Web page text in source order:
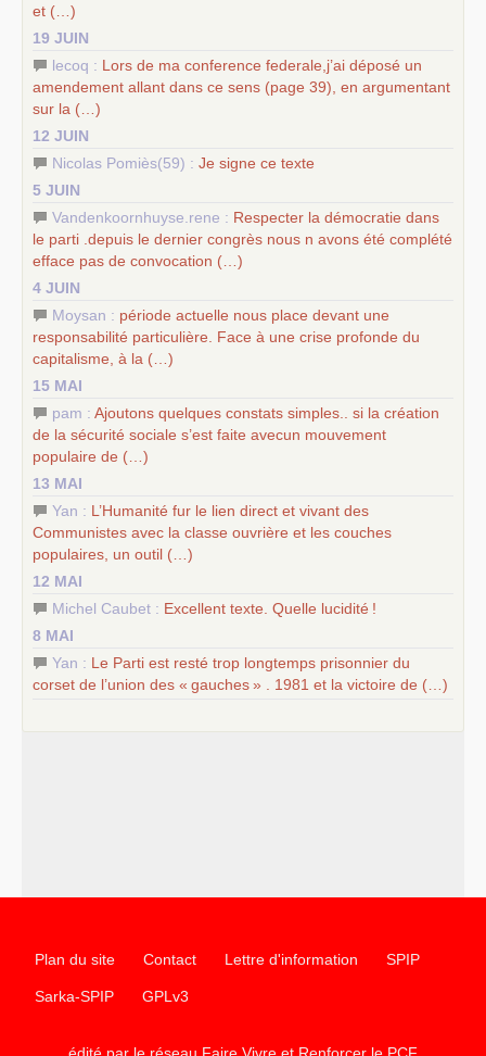
et (…)
19 JUIN
lecoq : Lors de ma conference federale,j’ai déposé un
amendement allant dans ce sens (page 39), en argumentant
sur la (…)
12 JUIN
Nicolas Pomiès(59) : Je signe ce texte
5 JUIN
Vandenkoornhuyse.rene : Respecter la démocratie dans
le parti .depuis le dernier congrès nous n avons été complété
efface pas de convocation (…)
4 JUIN
Moysan : période actuelle nous place devant une
responsabilité particulière. Face à une crise profonde du
capitalisme, à la (…)
15 MAI
pam : Ajoutons quelques constats simples.. si la création
de la sécurité sociale s’est faite avecun mouvement
populaire de (…)
13 MAI
Yan : L’Humanité fur le lien direct et vivant des
Communistes avec la classe ouvrière et les couches
populaires, un outil (…)
12 MAI
Michel Caubet : Excellent texte. Quelle lucidité !
8 MAI
Yan : Le Parti est resté trop longtemps prisonnier du
corset de l’union des « gauches» . 1981 et la victoire de (…)
Plan du site Contact Lettre d'information SPIP
Sarka-SPIP GPLv3